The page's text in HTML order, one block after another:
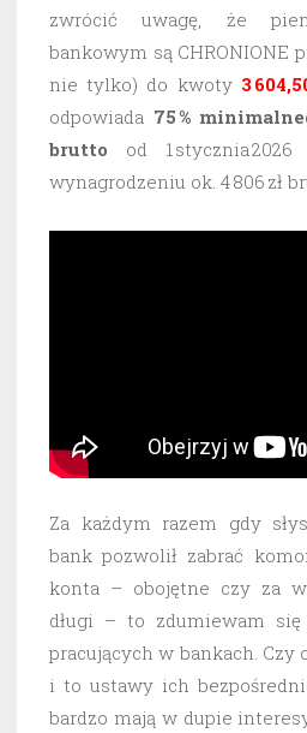
zwrócić uwagę, że
bankowym są CHRONIONE
nie tylko) do kwoty 3
odpowiada 75 %
brutto od 1 stycznia
wynagrodzeniu ok. 4 806 zł
Za każdym razem gdy
bank pozwolił zabrać
konta – obojętne czy za
długi – to zdumiewam
pracujących w bankach. Czy
i to ustawy ich
bardzo mają w dupie